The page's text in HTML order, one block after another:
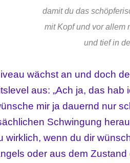
damit du das
mit Kopf und vor allem
und tief in
wächst an und doch
aus: „Ach ja, das hab
mir ja dauernd nur
Schwingung
wirklich, wenn du dir
oder aus dem